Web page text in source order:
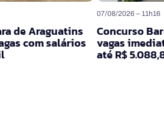
de Araguatins
com salários
07/08/2026 – 11h16
Concurso
vagas
até R$